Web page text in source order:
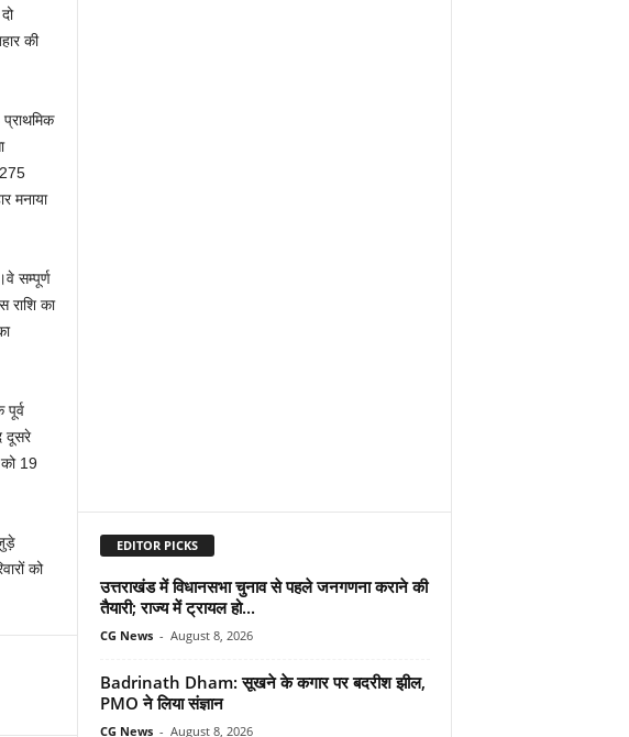
की
मनाया
सम्पूर्ण
राशि का
दूसरे
19
को
EDITOR PICKS
उत्तराखंड में विधानसभा चुनाव से पहले जनगणना कराने की
तैयारी; राज्य में ट्रायल हो...
CG News - August 8, 2026
Badrinath Dham: सूखने के कगार पर बदरीश झील,
PMO ने लिया संज्ञान
CG News - August 8, 2026